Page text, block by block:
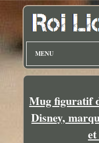
MENU
Mug figuratif
Disney,